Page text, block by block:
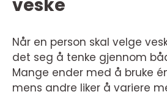
veske
Når en person skal velge
det seg å tenke gjennom
Mange ender med å bruke
mens andre liker å variere